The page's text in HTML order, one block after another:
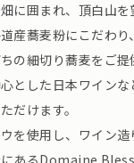
に囲まれ、頂白山を
産蕎麦粉にこだわ
の細切り蕎麦をご提
とした日本ワイン
だけます。
を使用し、ワイン造